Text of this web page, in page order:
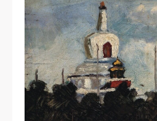
与者因个人原因在使用相
套设备、设施造成个人受
具、材料、设备或设施的
当承当相应的全部责任，
失。活动中任何非事故当
事故的任何责任。
与者因个人原因在使用相
套设备、设施造成个人受
具、材料、设备或设施的
当承当相应的全部责任，
失。活动中任何非事故当
事故的任何责任。
与者因个人原因在使用相
套设备、设施造成个人受
具、材料、设备或设施的
当承当相应的全部责任，
失。活动中任何非事故当
事故的任何责任。